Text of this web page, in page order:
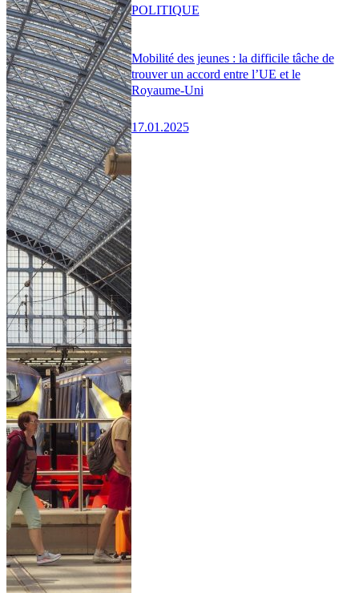
Mobilité des jeunes : la difficile tâche de
trouver un accord entre l’UE et le
Royaume-Uni
17.01.2025
POLITIQUE